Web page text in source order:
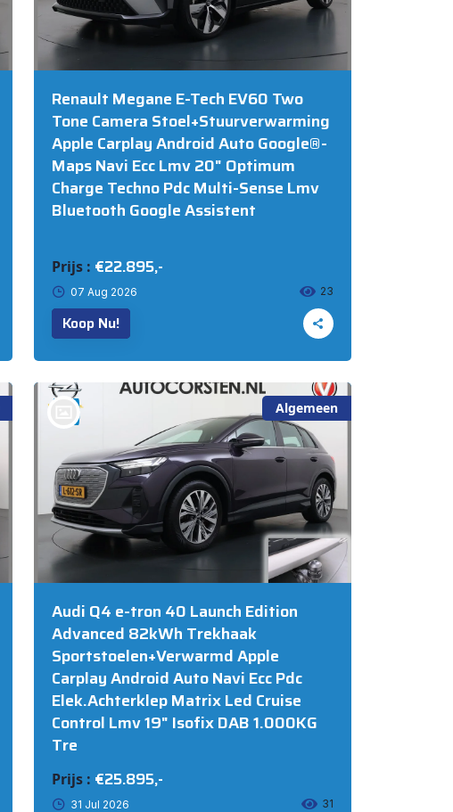
Renault Megane E-Tech EV60 Two
Tone Camera Stoel+Stuurverwarming
Apple Carplay Android Auto Google®-
Maps Navi Ecc Lmv 20" Optimum
Charge Techno Pdc Multi-Sense Lmv
Bluetooth Google Assistent
Prijs : €22.895,-
07 Aug 2026 23
Koop Nu!
Algemeen
Audi Q4 e-tron 40 Launch Edition
Advanced 82kWh Trekhaak
Sportstoelen+Verwarmd Apple
Carplay Android Auto Navi Ecc Pdc
Elek.Achterklep Matrix Led Cruise
Control Lmv 19" Isofix DAB 1.000KG
Tre
Prijs : €25.895,-
31 Jul 2026 31